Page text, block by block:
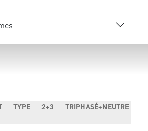
TYPE 2+3 TRIPHASÉ+NEUTRE